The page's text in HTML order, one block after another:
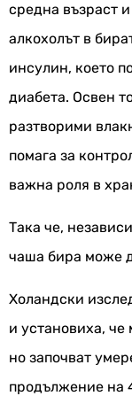
средна възраст
алкохолът в
инсулин, което
диабета. Освен
разтворими
помага за
важна роля в
Така че,
чаша бира може
Холандски
и установиха, че
но започват
продължение на